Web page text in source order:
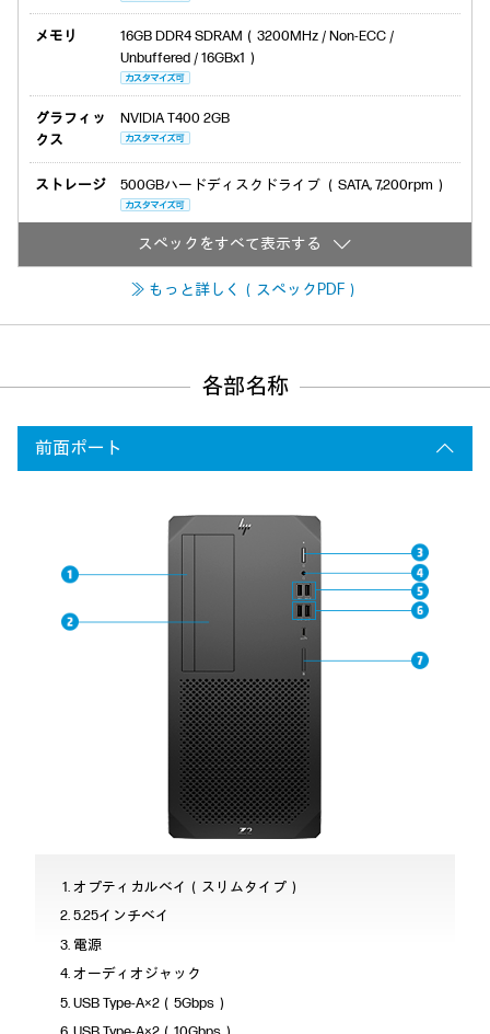
メモリ
16GB DDR4 SDRAM（3200MHz / Non-ECC /
Unbuffered / 16GBx1）
グラフィッ
クス
NVIDIA T400 2GB
ストレージ 500GBハードディスクドライブ （SATA, 7,200rpm）
≫ もっと詳しく（スペックPDF）
各部名称
前面ポート
オプティカルベイ（スリムタイプ）
5.25インチベイ
電源
オーディオジャック
USB Type-A×2（5Gbps）